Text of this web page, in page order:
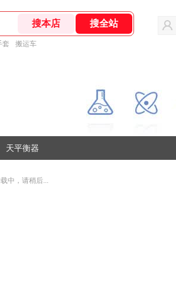
套 搬运车
天平衡器
中，请稍后...